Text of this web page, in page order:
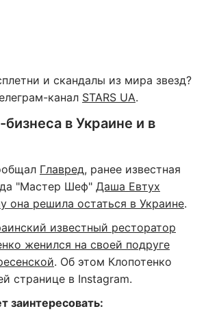
и скандалы из мира звезд?
канал STARS UA.
в Украине и в
Главред, ранее известная
"Мастер Шеф" Даша Евтух
она решила остаться в Украине.
известный ресторатор
женился на своей подруге
. Об этом Клопотенко
странице в Instagram.
заинтересовать: